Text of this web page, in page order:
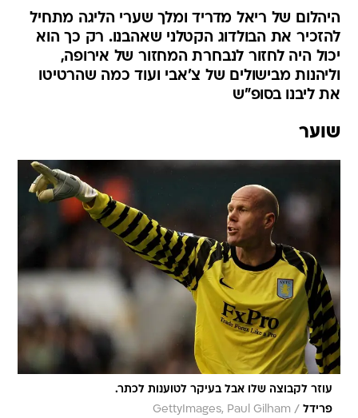
היהלום של ריאל מדריד ומלך שערי הליגה מתחיל
להזכיר את הבולדוג הקטלני שאהבנו. רק כך הוא
יכול היה לחזור לנבחרת המחזור של אירופה,
וליהנות מבישולים של צ'אבי ועוד כמה שהרטיטו
את ליבנו בסופ"ש
שוער
עוזר לקבוצה שלו אבל בעיקר לטוענות לכתר.
פרידל /
GettyImages, Paul Gilham